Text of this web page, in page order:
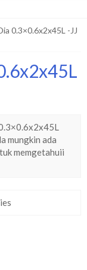
0.3×0.6x2x45L -JJ
mungkin ada
memgetahuii